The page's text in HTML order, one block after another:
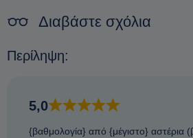
Διαβάστε σχόλια
Περίληψη:
5,0
{βαθμολογία} από {μέγιστο} αστέρια